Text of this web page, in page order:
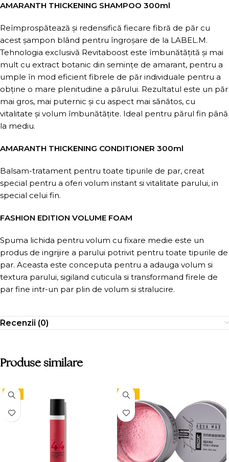
AMARANTH THICKENING SHAMPOO 300ml
Reîmprospătează și redensifică fiecare fibră de păr cu
acest șampon blând pentru îngroșare de la LABEL.M.
Tehnologia exclusivă Revitaboost este îmbunătățită și mai
mult cu extract botanic din semințe de amarant, pentru a
umple în mod eficient fibrele de păr individuale pentru a
obține o mare plenitudine a părului. Rezultatul este un păr
mai gros, mai puternic și cu aspect mai sănătos, cu
vitalitate și volum îmbunătățite. Ideal pentru părul fin până
la mediu.
AMARANTH THICKENING CONDITIONER 300ml
Balsam-tratament pentru toate tipurile de par, creat
special pentru a oferi volum instant si vitalitate parului, in
special celui fin.
FASHION EDITION VOLUME FOAM
Spuma lichida pentru volum cu fixare medie este un
produs de ingrijire a parului potrivit pentru toate tipurile de
par. Aceasta este conceputa pentru a adauga volum si
textura parului, sigiland cuticula si transformand firele de
par fine intr-un par plin de volum si stralucire.
Recenzii (0)
Produse similare
-9% -15%